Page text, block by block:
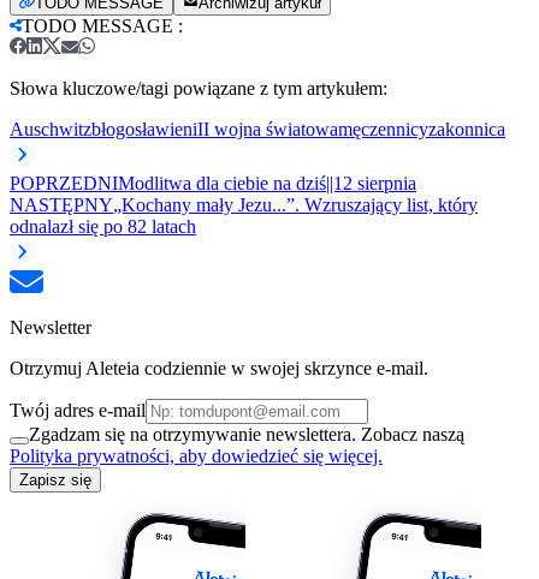
TODO MESSAGE :
Słowa kluczowe/tagi powiązane z tym artykułem:
AuschwitzbłogosławieniII wojna światowamęczennicyzakonnica
POPRZEDNIModlitwa dla ciebie na dziś||12 sierpnia
NASTĘPNY„Kochany mały Jezu...”. Wzruszający list, który
odnalazł się po 82 latach
Newsletter
Otrzymuj Aleteia codziennie w swojej skrzynce e-mail.
Twój adres e-mail
Zgadzam się na otrzymywanie newslettera. Zobacz naszą
Polityka prywatności, aby dowiedzieć się więcej.
Zapisz się